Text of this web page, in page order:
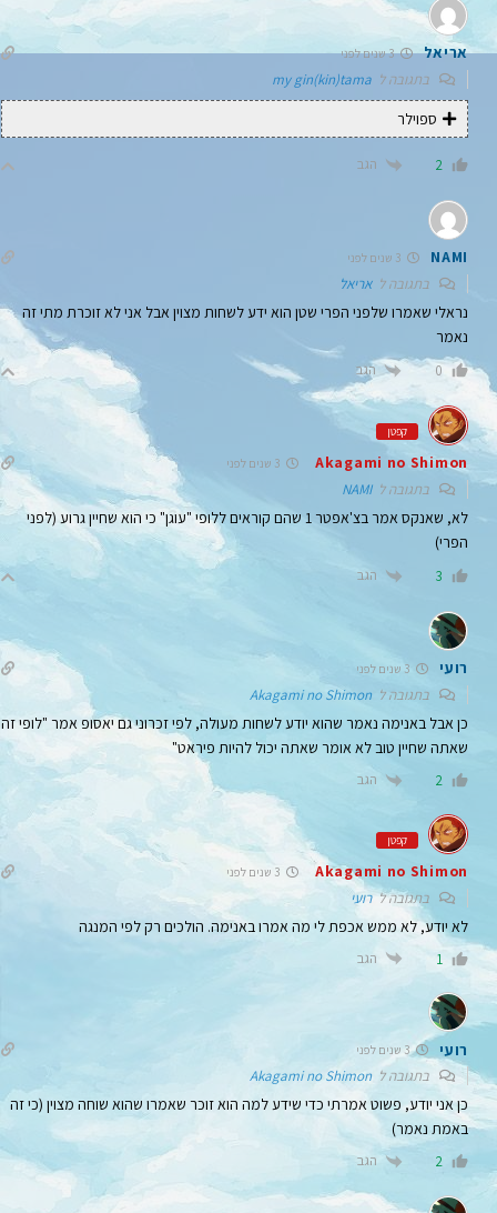
אריאל 3 שנים לפני
בתגובה ל my gin(kin)tama
ספוילר
2 הגב
NAMI
בתגובה לאריאל
נראלי שאמרו שלפני הפרי שטן הוא ידע לשחות מצוין אבל אני לא זוכרת מתי זה
נאמר
0 הגב
קפטן
Akagami no Shimon
בתגובה לNAMI
לא, שאנקס אמר בצ'אפטר 1 שהם קוראים ללופי "עוגן" כי הוא שחיין גרוע (לפני
הפרי)
3 הגב
רועי
בתגובה ל Akagami no Shimon
כן אבל באנימה נאמר שהוא יודע לשחות מעולה, לפי זכרוני גם יאסופ אמר "לופי זה
שאתה שחיין טוב לא אומר שאתה יכול להיות פיראט"
2 הגב
קפטן
Akagami no Shimon
בתגובה לרועי
לא יודע, לא ממש אכפת לי מה אמרו באנימה. הולכים רק לפי המנגה
1 הגב
רועי 3 שנים לפני
בתגובה לAkagami no Shimon
כן אני יודע, פשוט אמרתי כדי שידע למה הוא זוכר שאמרו שהוא שוחה מצוין (כי זה
באמת נאמר)
2 הגב